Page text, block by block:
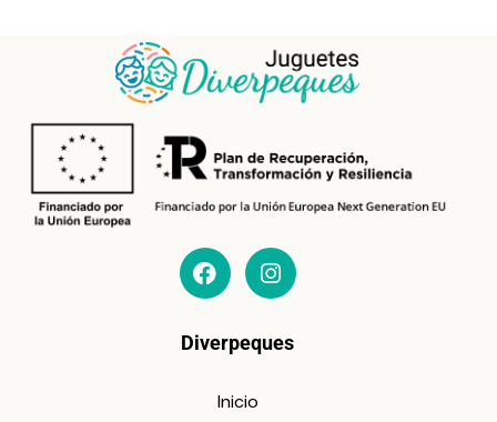
Diverpeques
Inicio